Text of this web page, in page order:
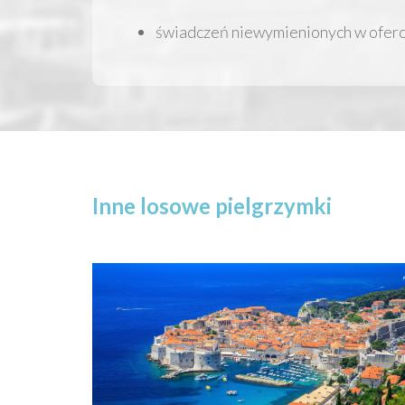
świadczeń niewymienionych w
Inne losowe pielgrzymki